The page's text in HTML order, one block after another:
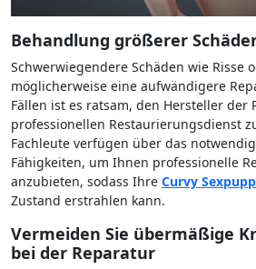
Behandlung größerer
Schwerwiegendere Schäden wie Risse
möglicherweise eine aufwändigere
Fällen ist es ratsam, den Hersteller der
professionellen Restaurierungsdienst
Fachleute verfügen über das
Fähigkeiten, um Ihnen professionelle
anzubieten, sodass Ihre Curvy
Zustand erstrahlen kann.
Vermeiden Sie übermäßige
bei der Reparatur